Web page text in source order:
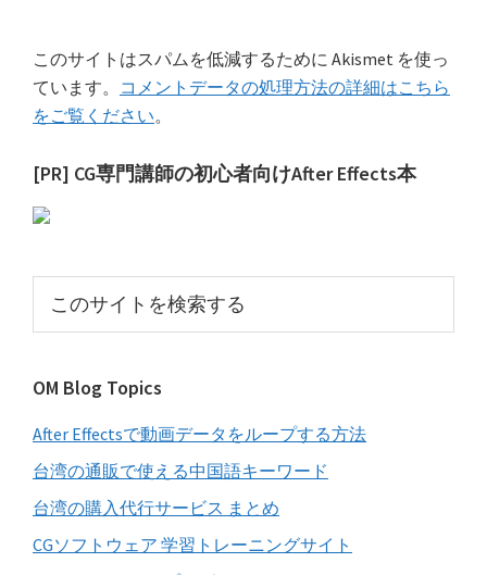
このサイトはスパムを低減するために Akismet を使っ
ています。 コメントデータの処理方法の詳細はこちら
をご覧ください。
最
初
サ
イ
バ
ー
[PR] CG専門講師の初心者向けAfter Effects本
ト
検
索
す
る
OM Blog Topics
After Effectsで動画データをループする方法
台湾の通販で使える中国語キーワード
台湾の購入代行サービス まとめ
CGソフトウェア 学習トレーニングサイト